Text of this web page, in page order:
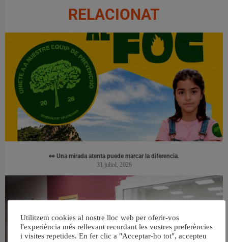
RELACIONAT
👀 Una mirada atenta puede marcar la diferencia.
31 juliol, 2026
Utilitzem cookies al nostre lloc web per oferir-vos
l'experiència més rellevant recordant les vostres preferències
i visites repetides. En fer clic a "Acceptar-ho tot", accepteu